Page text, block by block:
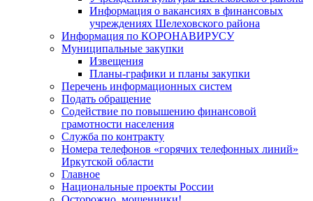
Информация о вакансиях в финансовых
учреждениях Шелеховского района
Информация по КОРОНАВИРУСУ
Муниципальные закупки
Извещения
Планы-графики и планы закупки
Перечень информационных систем
Подать обращение
Содействие по повышению финансовой
грамотности населения
Служба по контракту
Номера телефонов «горячих телефонных линий»
Иркутской области
Главное
Национальные проекты России